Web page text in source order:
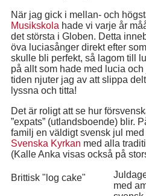
När jag gick i mellan- och
Musikskola hade vi varje år
det största i Globen. Detta
öva luciasånger direkt efter
skulle bli perfekt, så lagom till
på allt som hade med lucia
tiden njuter jag av att slippa
lyssna och titta!
Det är roligt att se hur
”expats” (utlandsboende) blir.
familj en väldigt svensk jul
Svenska Kyrkan med alla
(Kalle Anka visas också på
Brittisk "log cake"
med